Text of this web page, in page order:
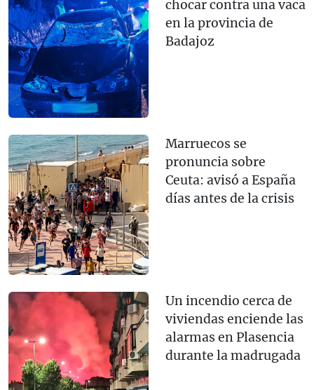
chocar contra una vaca
en la provincia de
Badajoz
Marruecos se
pronuncia sobre
Ceuta: avisó a España
días antes de la crisis
Un incendio cerca de
viviendas enciende las
alarmas en Plasencia
durante la madrugada